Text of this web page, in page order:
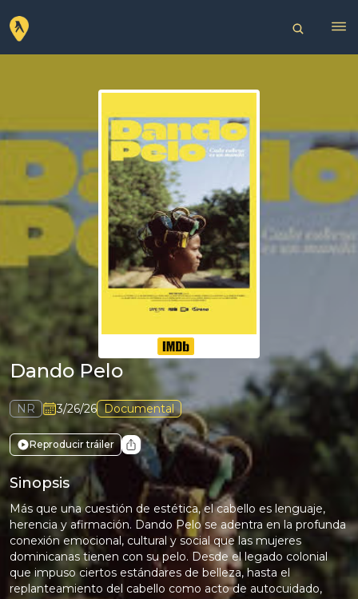
Dando Pelo
NR 3/26/26 Documental
Reproducir tráiler
Sinopsis
Más que una cuestión de estética, el cabello es lenguaje,
herencia y afirmación. Dando Pelo se adentra en la profunda
conexión emocional, cultural y social que las mujeres
dominicanas tienen con su pelo. Desde el legado colonial
que impuso ciertos estándares de belleza, hasta el
replanteamiento del cabello como acto de autocuidado,